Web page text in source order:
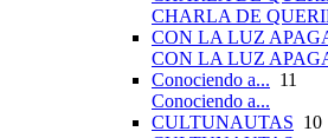
CHARLA DE
CON LA LUZ
CON LA LUZ
Conociendo a... 11
Conociendo a...
CULTUNAUTAS 10